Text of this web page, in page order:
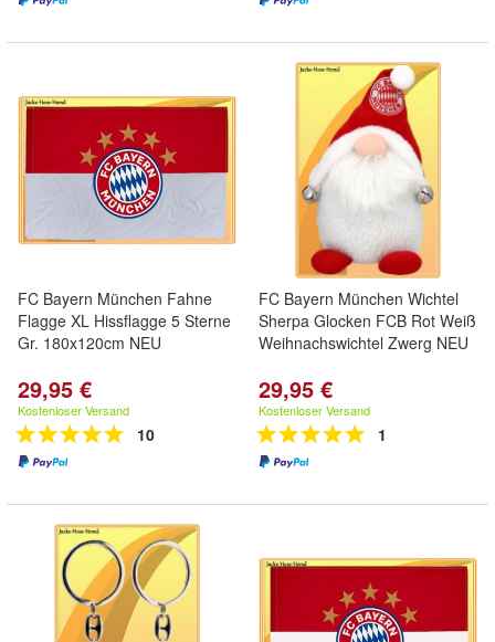
FC Bayern München Fahne
Flagge XL Hissflagge 5 Sterne
Gr. 180x120cm NEU
29,95 €
Kostenloser Versand
10
FC Bayern München Wichtel
Sherpa Glocken FCB Rot Weiß
Weihnachswichtel Zwerg NEU
29,95 €
Kostenloser Versand
1